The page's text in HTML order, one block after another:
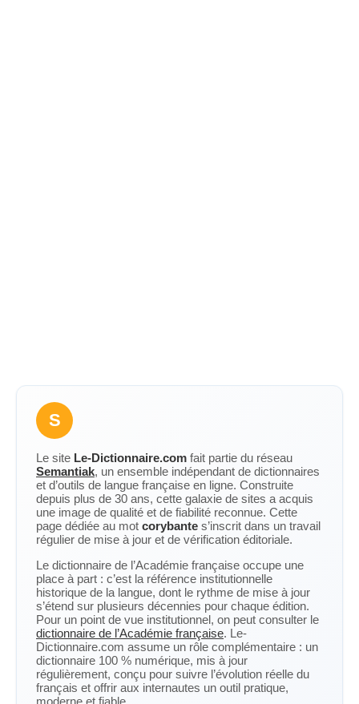
S
Le site Le-Dictionnaire.com fait partie du réseau
Semantiak, un ensemble indépendant de dictionnaires
et d’outils de langue française en ligne. Construite
depuis plus de 30 ans, cette galaxie de sites a acquis
une image de qualité et de fiabilité reconnue. Cette
page dédiée au mot corybante s’inscrit dans un travail
régulier de mise à jour et de vérification éditoriale.
Le dictionnaire de l’Académie française occupe une
place à part : c’est la référence institutionnelle
historique de la langue, dont le rythme de mise à jour
s’étend sur plusieurs décennies pour chaque édition.
Pour un point de vue institutionnel, on peut consulter le
dictionnaire de l’Académie française. Le-
Dictionnaire.com assume un rôle complémentaire : un
dictionnaire 100 % numérique, mis à jour
régulièrement, conçu pour suivre l’évolution réelle du
français et offrir aux internautes un outil pratique,
moderne et fiable.